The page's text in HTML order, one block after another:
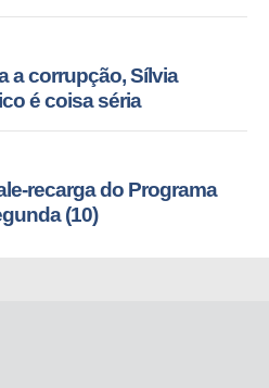
a corrupção, Sílvia
é coisa séria
recarga do Programa
(10)